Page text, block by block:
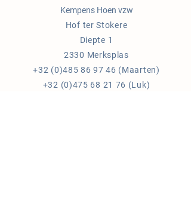
Kempens Hoen vzw
Hof ter Stokere
Diepte 1
2330 Merksplas
+32 (0)485 86 97 46 (Maarten)
+32 (0)475 68 21 76 (Luk)